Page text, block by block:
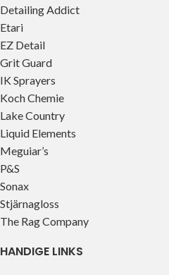
Detailing Addict
Etari
EZ Detail
Grit Guard
IK Sprayers
Koch Chemie
Lake Country
Liquid Elements
Meguiar’s
P&S
Sonax
Stjärnagloss
The Rag Company
HANDIGE LINKS